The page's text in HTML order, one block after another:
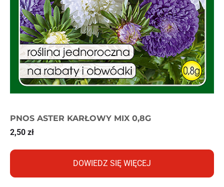
PNOS ASTER KARŁOWY MIX 0,8G
2,50 zł
DOWIEDZ SIĘ WIĘCEJ